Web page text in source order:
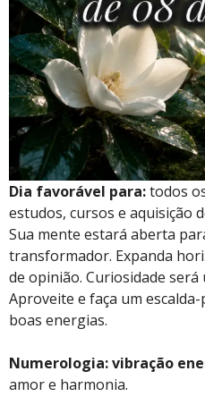
Dia favorável para:todos
estudos, cursos e aquisição
Sua mente estará aberta
transformador. Expanda
de opinião. Curiosidade
Aproveite e faça um
boas energias.
Numerologia:vibração
amor e harmonia.